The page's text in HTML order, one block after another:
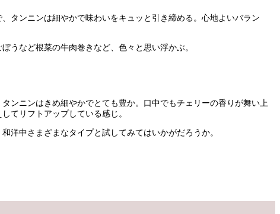
タンニンは細やかで味わいをキュッと引き締める。心地よいバラン
うなど根菜の牛肉巻きなど、色々と思い浮かぶ。
ンニンはきめ細やかでとても豊か。口中でもチェリーの香りが舞い上
てリフトアップしている感じ。
洋中さまざまなタイプと試してみてはいかがだろうか。